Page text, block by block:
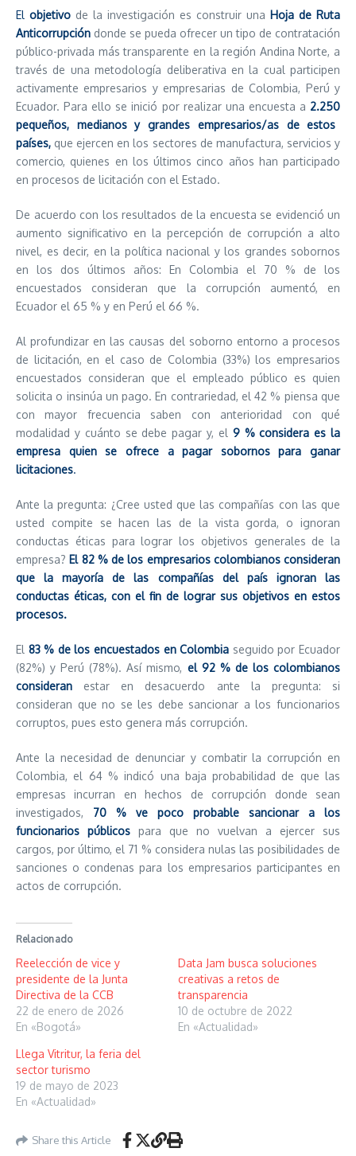
El objetivo de la investigación es construir una Hoja de Ruta
Anticorrupción donde se pueda ofrecer un tipo de contratación
público-privada más transparente en la región Andina Norte, a
través de una metodología deliberativa en la cual participen
activamente empresarios y empresarias de Colombia, Perú y
Ecuador. Para ello se inició por realizar una encuesta a 2.250
pequeños, medianos y grandes empresarios/as de estos
países, que ejercen en los sectores de manufactura, servicios y
comercio, quienes en los últimos cinco años han participado
en procesos de licitación con el Estado.
De acuerdo con los resultados de la encuesta se evidenció un
aumento significativo en la percepción de corrupción a alto
nivel, es decir, en la política nacional y los grandes sobornos
en los dos últimos años: En Colombia el 70 % de los
encuestados consideran que la corrupción aumentó, en
Ecuador el 65 % y en Perú el 66 %.
Al profundizar en las causas del soborno entorno a procesos
de licitación, en el caso de Colombia (33%) los empresarios
encuestados consideran que el empleado público es quien
solicita o insinúa un pago. En contrariedad, el 42 % piensa que
con mayor frecuencia saben con anterioridad con qué
modalidad y cuánto se debe pagar y, el 9 % considera es la
empresa quien se ofrece a pagar sobornos para ganar
licitaciones.
Ante la pregunta: ¿Cree usted que las compañías con las que
usted compite se hacen las de la vista gorda, o ignoran
conductas éticas para lograr los objetivos generales de la
empresa? El 82 % de los empresarios colombianos consideran
que la mayoría de las compañías del país ignoran las
conductas éticas, con el fin de lograr sus objetivos en estos
procesos.
El 83 % de los encuestados en Colombia seguido por Ecuador
(82%) y Perú (78%). Así mismo, el 92 % de los colombianos
consideran estar en desacuerdo ante la pregunta: si
consideran que no se les debe sancionar a los funcionarios
corruptos, pues esto genera más corrupción.
Ante la necesidad de denunciar y combatir la corrupción en
Colombia, el 64 % indicó una baja probabilidad de que las
empresas incurran en hechos de corrupción donde sean
investigados, 70 % ve poco probable sancionar a los
funcionarios públicos para que no vuelvan a ejercer sus
cargos, por último, el 71 % considera nulas las posibilidades de
sanciones o condenas para los empresarios participantes en
actos de corrupción.
Relacionado
Reelección de vice y
presidente de la Junta
Directiva de la CCB
22 de enero de 2026
En «Bogotá»
Data Jam busca soluciones
creativas a retos de
transparencia
10 de octubre de 2022
En «Actualidad»
Llega Vitritur, la feria del
sector turismo
19 de mayo de 2023
En «Actualidad»
Share this Article